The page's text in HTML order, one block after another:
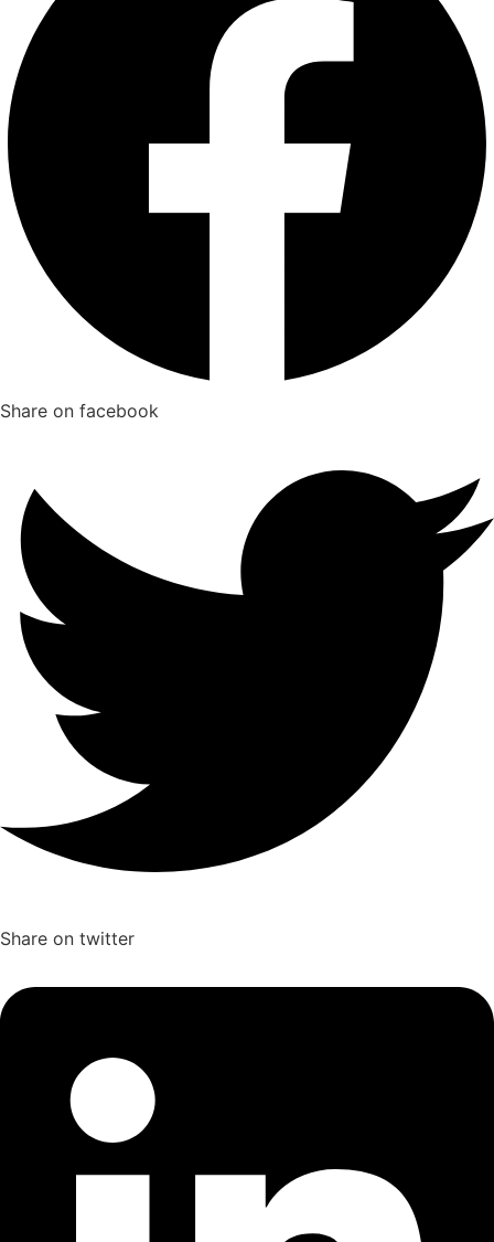
Share on facebook
Share on twitter